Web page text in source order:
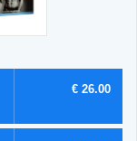
€ 26.00